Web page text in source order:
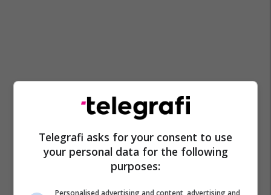
Telegrafi asks for your consent to use
your personal data for the following
purposes:
Personalised advertising and content, advertising and